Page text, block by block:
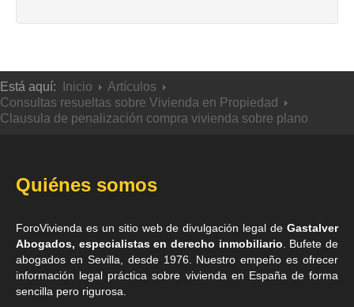
Está aquí: Inicio
Artículos
Consultas resueltas sobre Vivienda en Propiedad
Clausula de penalización compra vivienda sobre plano
Quiénes somos
ForoVivienda es un sitio web de divulgación legal de Gastalver
Abogados, especialistas en derecho inmobiliario. Bufete de
abogados en Sevilla, desde 1976. Nuestro empeño es ofrecer
información legal práctica sobre vivienda en España de forma
sencilla pero rigurosa.